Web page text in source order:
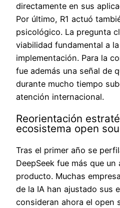
directamente en sus
Por último, R1 actuó
psicológico. La pregunta
viabilidad fundamental a
implementación. Para la
fue además una señal de
durante mucho tiempo
atención internacional.
Reorientación
ecosistema open
Tras el primer año se
DeepSeek fue más que
producto. Muchas
de la IA han ajustado sus
consideran ahora el open